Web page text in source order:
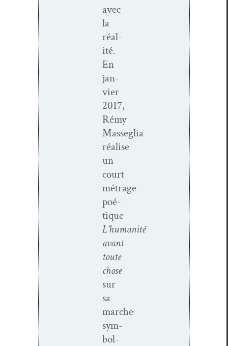
avec
la
réal­
ité.
En
jan­
vi­er
2017,
Rémy
Masseglia
réalise
un
court
métrage
poé­
tique
L’humanité
avant
toute
chose
sur
sa
marche
sym­
bol­